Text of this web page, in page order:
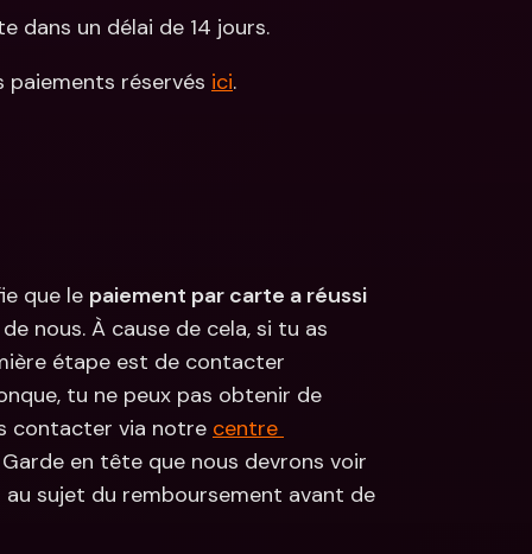
dans un délai de 14 jours.
réservés ici.
que le paiement par carte a réussi
nous. À cause de cela, si tu as
étape est de contacter
tu ne peux pas obtenir de
contacter via notre centre
en tête que nous devrons voir
sujet du remboursement avant de